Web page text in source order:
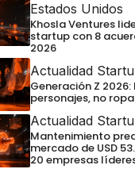
Estados Unidos
Khosla Ventures
startup con 8
2026
Actualidad
Generación Z
personajes, no ropa
Actualidad
Mantenimiento
mercado de USD
20 empresas